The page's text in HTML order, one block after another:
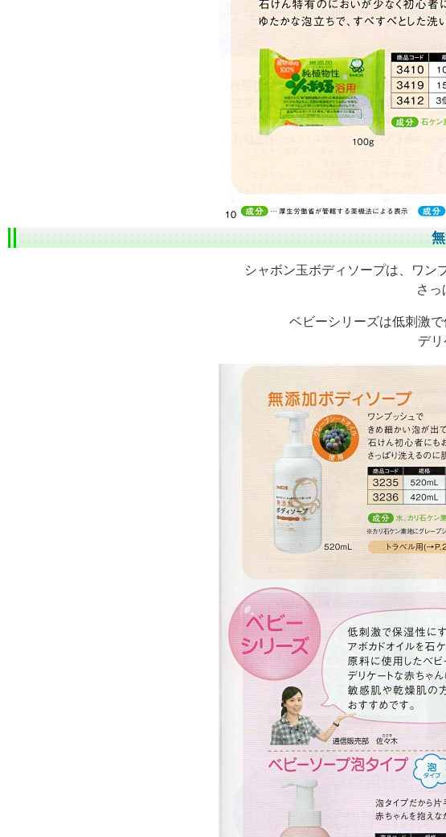
シャボン玉ボディソープは、ワン
さっ
ベビーシリーズは低刺激
デ